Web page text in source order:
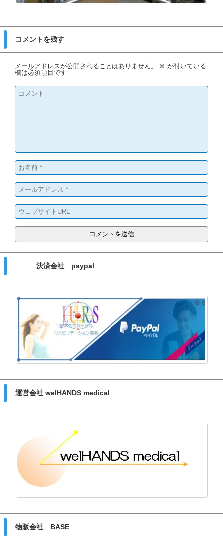
コメントを残す
メールアドレスが公開されることはありません。 ※ が付いている
欄は必須項目です
決済会社 paypal
運営会社 welHANDS medical
物販会社 BASE